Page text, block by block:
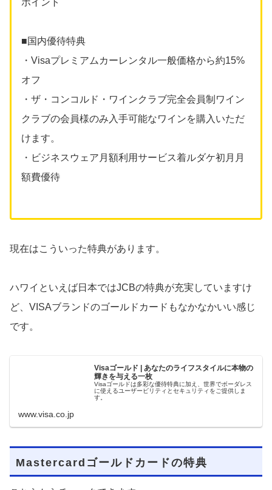
ポイント
■国内優待特典
・Visaプレミアムカーレンタル一般価格から約15%
オフ
・ザ・コンコルド・ワインクラブ完全会員制ワイン
クラブの会員様のみ入手可能なワインを購入いただ
けます。
・ビジネスウェア月額利用サービス着ルダケ初月月
額費優待
現在はこういった特典があります。
ハワイといえば日本ではJCBの特典が充実していますけ
ど、VISAブランドのゴールドカードもなかなかいい感じ
です。
Visaゴールド | あなたのライフスタイルに本物の
輝きを与える一枚
Visaゴールドは多彩な優待特典に加え、世界でボーダレス
に使えるユーザービリティとセキュリティをご提供しま
す。
www.visa.co.jp
Mastercardゴールドカードの特典